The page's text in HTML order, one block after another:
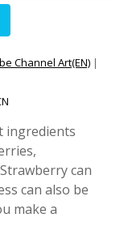
Channel Art(EN) |
ingredients
can
can also be
make a